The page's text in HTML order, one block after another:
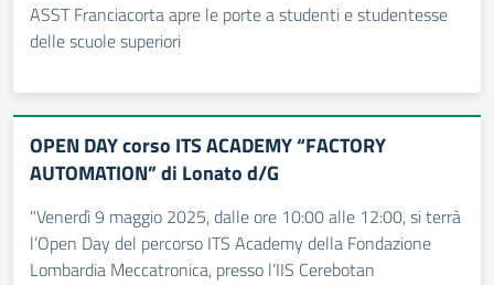
ASST Franciacorta apre le porte a studenti e studentesse
delle scuole superiori
OPEN DAY corso ITS ACADEMY “FACTORY
AUTOMATION” di Lonato d/G
"Venerdì 9 maggio 2025, dalle ore 10:00 alle 12:00, si terrà
l’Open Day del percorso ITS Academy della Fondazione
Lombardia Meccatronica, presso l’IIS Cerebotan